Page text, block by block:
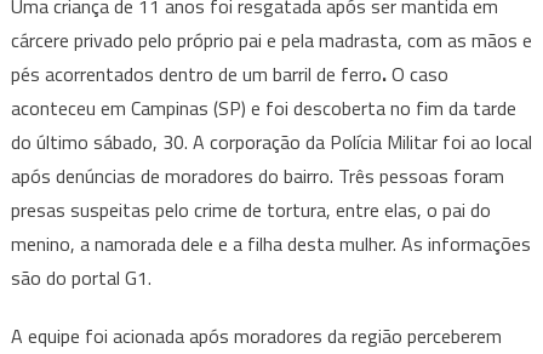
Uma criança de 11 anos foi resgatada após ser mantida em
cárcere privado pelo próprio pai e pela madrasta, com as mãos e
pés acorrentados dentro de um barril de ferro.O caso
aconteceu em Campinas (SP) e foi descoberta no fim da tarde
do último sábado, 30. A corporação da Polícia Militar foi ao local
após denúncias de moradores do bairro. Três pessoas foram
presas suspeitas pelo crime de tortura, entre elas, o pai do
menino, a namorada dele e a filha desta mulher. As informações
são do portal G1.
A equipe foi acionada após moradores da região perceberem